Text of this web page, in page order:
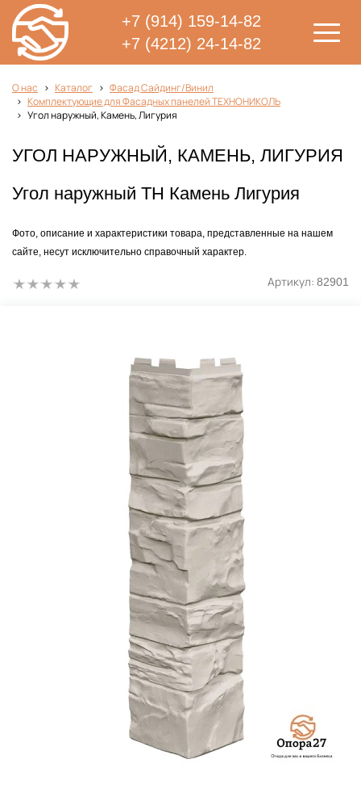
+7 (914) 159-14-82
+7 (4212) 24-14-82
О нас Каталог
Фасад Сайдинг/Винил
Комплектующие для Фасадных панелей ТЕХНОНИКОЛЬ
Угол наружный, Камень, Лигурия
УГОЛ НАРУЖНЫЙ, КАМЕНЬ, ЛИГУРИЯ
Угол наружный ТН Камень Лигурия
Фото, описание и характеристики товара, представленные на нашем
сайте, несут исключительно справочный характер.
Артикул: 82901